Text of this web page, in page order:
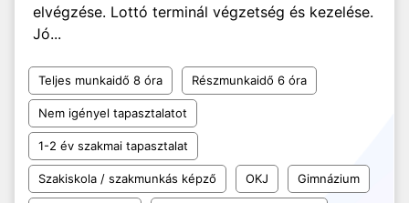
elvégzése. Lottó terminál végzetség és kezelése.
Jó...
Teljes munkaidő 8 óra Részmunkaidő 6 óra
Nem igényel tapasztalatot
1-2 év szakmai tapasztalat
Szakiskola / szakmunkás képző OKJ Gimnázium